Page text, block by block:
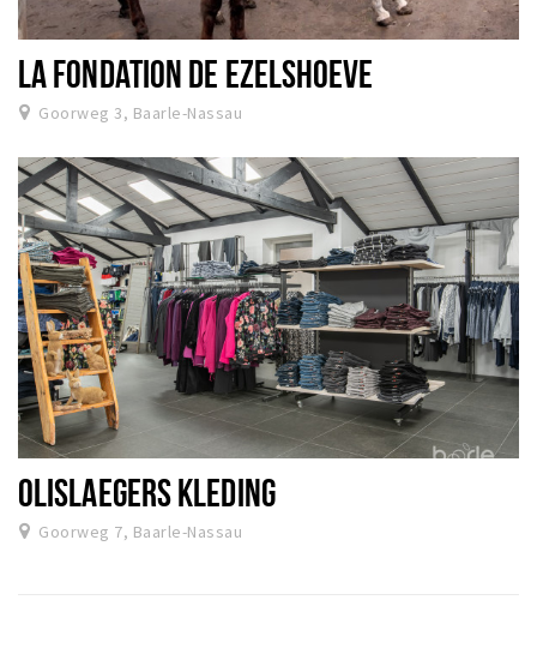
LA FONDATION DE EZELSHOEVE
Goorweg 3, Baarle-Nassau
OLISLAEGERS KLEDING
Goorweg 7, Baarle-Nassau